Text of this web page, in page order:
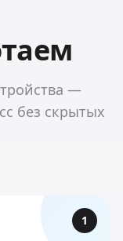
—
без скрытых
1